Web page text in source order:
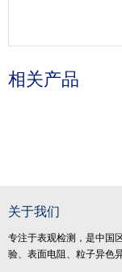
相关产品
关于我们
专注于表观检测，是中国
验、表面电阻、粒子异色